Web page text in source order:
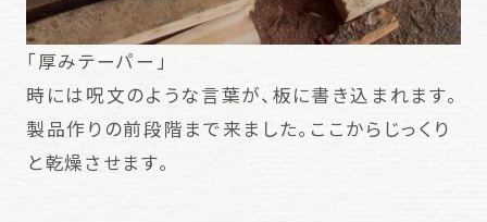
「厚みテーパー」
時には呪文のような言葉が、板に書き込まれます。
製品作りの前段階まで来ました。ここからじっくり
と乾燥させます。